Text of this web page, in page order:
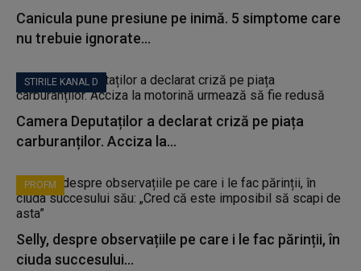
Canicula pune presiune pe inimă. 5 simptome care
nu trebuie ignorate...
STIRILE KANAL D
Camera Deputaților a declarat criză pe piața
carburanților. Acciza la...
PROFM
Selly, despre observațiile pe care i le fac părinții, în
ciuda succesului...